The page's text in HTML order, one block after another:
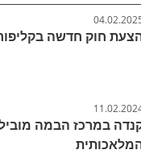
חוק חדשה
במרכז הבמה